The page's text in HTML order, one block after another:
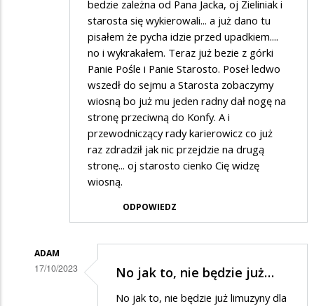
bedzie zależna od Pana Jacka, oj Zieliniak i
starosta się wykierowali... a już dano tu
pisałem że pycha idzie przed upadkiem....
no i wykrakałem. Teraz już bezie z górki
Panie Pośle i Panie Starosto. Poseł ledwo
wszedł do sejmu a Starosta zobaczymy
wiosną bo już mu jeden radny dał nogę na
stronę przeciwną do Konfy. A i
przewodniczący rady karierowicz co już
raz zdradził jak nic przejdzie na drugą
stronę... oj starosto cienko Cię widzę
wiosną.
ODPOWIEDZ
ADAM
17/10/2023 No jak to, nie będzie już…
No jak to, nie będzie już limuzyny dla